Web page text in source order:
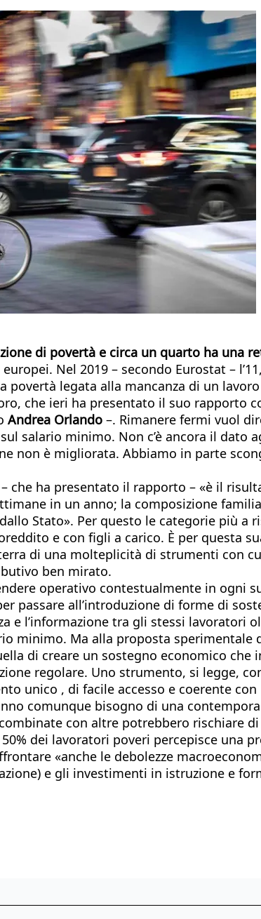
di povertà e circa un quarto ha una
Nel 2019 – secondo Eurostat –
povertà legata alla mancanza di un
che ieri ha presentato il suo rapporto
Andrea Orlando –. Rimanere fermi vuol
salario minimo. Non c’è ancora il dato
non è migliorata. Abbiamo in parte
– che ha presentato il rapporto – «è il
in un anno; la composizione
Stato». Per questo le categorie più a
e con figli a carico. È per questa
di una molteplicità di strumenti con
ben mirato.
operativo contestualmente in ogni
passare all’introduzione di forme di
e l’informazione tra gli stessi lavoratori
minimo. Ma alla proposta
di creare un sostegno economico
regolare. Uno strumento, si legge,
unico , di facile accesso e coerente
comunque bisogno di una
con altre potrebbero rischiare
dei lavoratori poveri percepisce una
«anche le debolezze
e gli investimenti in istruzione e